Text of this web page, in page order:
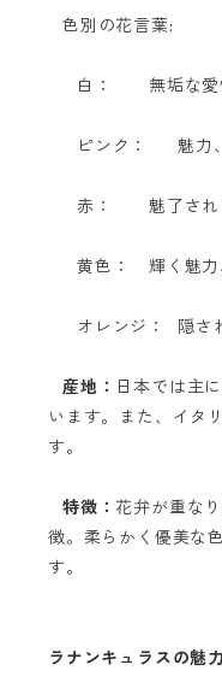
色別の花言葉:
白： 無垢な
ピンク： 魅力
赤： 魅了さ
黄色： 輝く魅
オレンジ： 隠さ
産地： 日本では主
います。また、イタ
す。
特徴： 花弁が重な
徴。柔らかく優美な
す。
ラナンキュラスの魅力